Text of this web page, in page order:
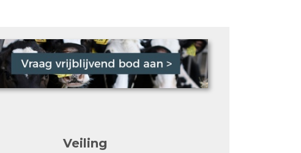
Veiling